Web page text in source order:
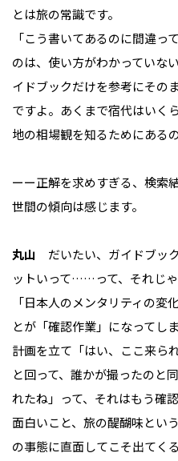
とは旅の常識です。
「こう書いてあるのに間違っ
のは、使い方がわかっていな
イドブックだけを参考にその
ですよ。あくまで宿代はいく
地の相場観を知るためにある
ーー正解を求めすぎる、検索
世間の傾向は感じます。
丸山 だいたい、ガイドブッ
ットいって……って、それじゃ
「日本人のメンタリティの変
とが「確認作業」になってし
計画を立て「はい、ここ来ら
と回って、誰かが撮ったのと
れたね」って、それはもう確
面白いこと、旅の醍醐味とい
の事態に直面してこそ出てく